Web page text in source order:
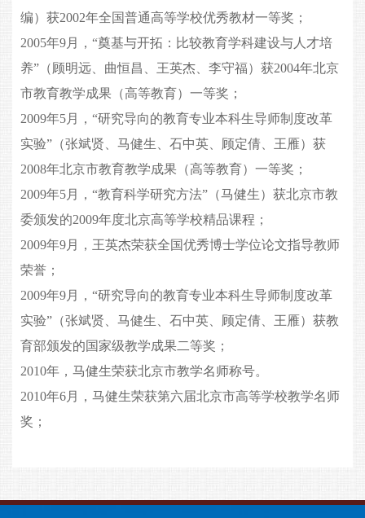
编）获2002年全国普通高等学校优秀教材一等奖；
2005年9月，“奠基与开拓：比较教育学科建设与人才培
养”（顾明远、曲恒昌、王英杰、李守福）获2004年北京
市教育教学成果（高等教育）一等奖；
2009年5月，“研究导向的教育专业本科生导师制度改革
实验”（张斌贤、马健生、石中英、顾定倩、王雁）获
2008年北京市教育教学成果（高等教育）一等奖；
2009年5月，“教育科学研究方法”（马健生）获北京市教
委颁发的2009年度北京高等学校精品课程；
2009年9月，王英杰荣获全国优秀博士学位论文指导教师
荣誉；
2009年9月，“研究导向的教育专业本科生导师制度改革
实验”（张斌贤、马健生、石中英、顾定倩、王雁）获教
育部颁发的国家级教学成果二等奖；
2010年，马健生荣获北京市教学名师称号。
2010年6月，马健生荣获第六届北京市高等学校教学名师
奖；